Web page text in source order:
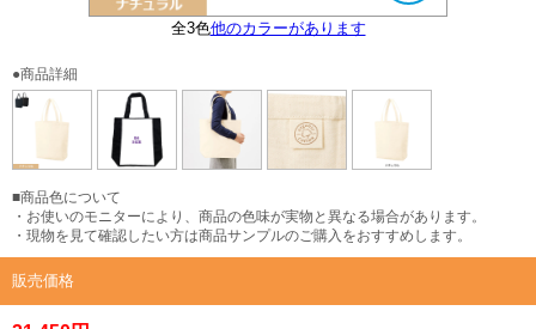
全3色他のカラーがあります
B4サイズ対応
大きさイメージ
タグ付き
●商品詳細
■商品色について
・お使いのモニターにより、商品の色味が実物と異なる場合があります。
・現物を見て確認したい方は商品サンプルのご購入をおすすめします。
販売価格